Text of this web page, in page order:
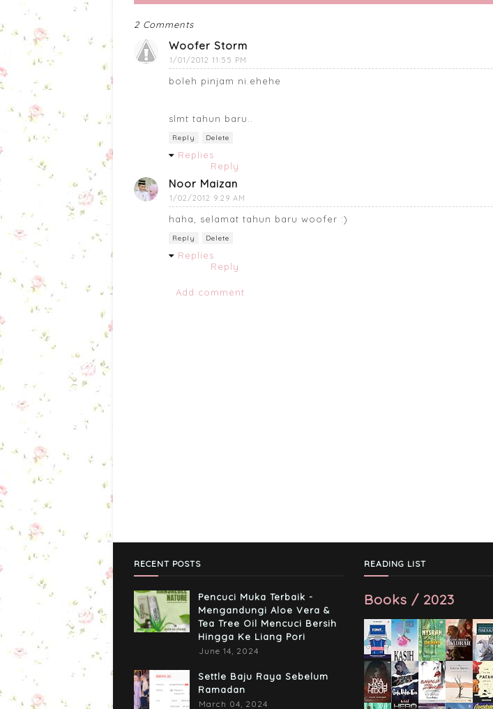
2 Comments
Woofer Storm
1/01/2012 11:55 PM
boleh pinjam ni.ehehe
slmt tahun baru..
Reply Delete
Replies
Reply
Noor Maizan
1/02/2012 9:29 AM
haha, selamat tahun baru woofer :)
Reply Delete
Replies
Reply
Add comment
RECENT POSTS
Pencuci Muka Terbaik -
Mengandungi Aloe Vera &
Tea Tree Oil Mencuci Bersih
Hingga Ke Liang Pori
June 14, 2024
Settle Baju Raya Sebelum
Ramadan
March 04, 2024
READING LIST
Books / 2023